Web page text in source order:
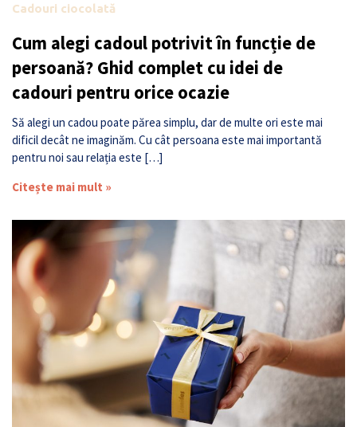
Cadouri ciocolată
Cum alegi cadoul potrivit în funcție de
persoană? Ghid complet cu idei de
cadouri pentru orice ocazie
Să alegi un cadou poate părea simplu, dar de multe ori este mai
dificil decât ne imaginăm. Cu cât persoana este mai importantă
pentru noi sau relația este […]
Citește mai mult »